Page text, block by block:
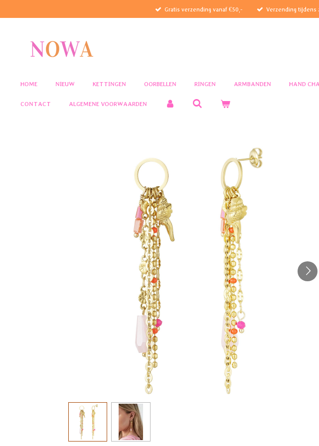
hoofdinhoud
Gratis verzending vanaf €50,- Verzending tijdens
HOME NIEUW KETTINGEN OORBELLEN RINGEN ARMBANDEN HAND
CONTACT ALGEMENE VOORWAARDEN